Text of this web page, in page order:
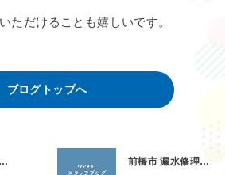
ただけることも嬉しいです。
ブログトップへ
前橋市 漏水修理…